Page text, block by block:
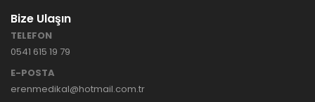
Bize Ulaşın
TELEFON
0541 615 19 79
E-POSTA
erenmedikal@hotmail.com.tr